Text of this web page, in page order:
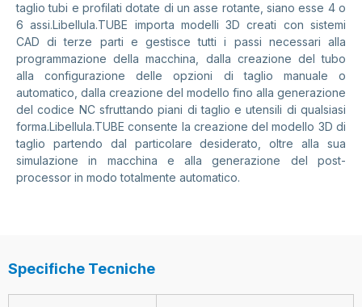
taglio tubi e profilati dotate di un asse rotante, siano esse 4 o
6 assi.Libellula.TUBE importa modelli 3D creati con sistemi
CAD di terze parti e gestisce tutti i passi necessari alla
programmazione della macchina, dalla creazione del tubo
alla configurazione delle opzioni di taglio manuale o
automatico, dalla creazione del modello fino alla generazione
del codice NC sfruttando piani di taglio e utensili di qualsiasi
forma.Libellula.TUBE consente la creazione del modello 3D di
taglio partendo dal particolare desiderato, oltre alla sua
simulazione in macchina e alla generazione del post-
processor in modo totalmente automatico.
Specifiche Tecniche